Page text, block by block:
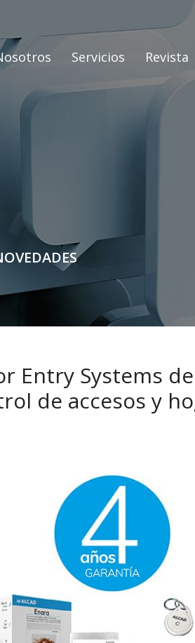
Servicios Revista
Entry Systems de
de accesos y